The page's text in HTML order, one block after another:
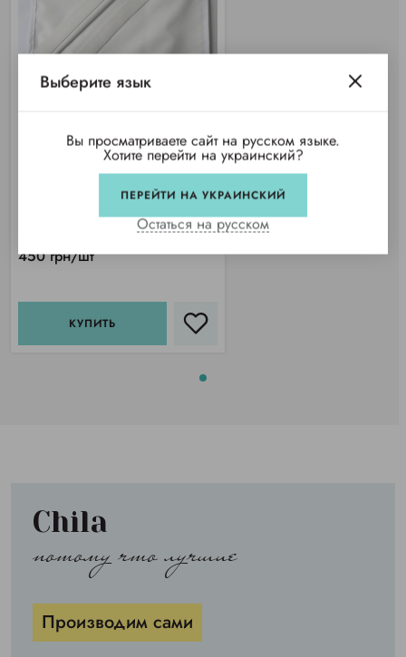
Наматрасник 180х200см
водоотталкивающий,
450 грн/шт
КУПИТЬ
Chila
потому что лучшие
Производим сами
Выберите язык
Вы просматриваете сайт на русском языке.
Хотите перейти на украинский?
ПЕРЕЙТИ НА УКРАИНСКИЙ
Остаться на русском